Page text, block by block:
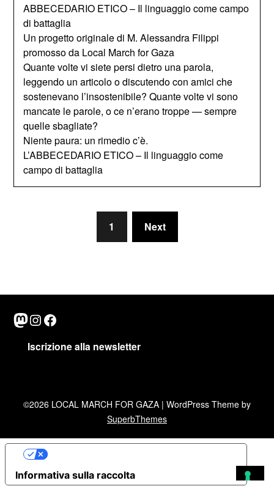
ABBECEDARIO ETICO – Il linguaggio come campo
di battaglia
Un progetto originale di M. Alessandra Filippi
promosso da Local March for Gaza
Quante volte vi siete persi dietro una parola,
leggendo un articolo o discutendo con amici che
sostenevano l’insostenibile? Quante volte vi sono
mancate le parole, o ce n’erano troppe — sempre
quelle sbagliate?
Niente paura: un rimedio c’è.
L’ABBECEDARIO ETICO – Il linguaggio come
campo di battaglia
1 Next
Mastodon
Instagram
Facebook
Iscrizione alla newsletter
©2026 LOCAL MARCH FOR GAZA | WordPress Theme by
SuperbThemes
Informativa sulla raccolta
Le tue preferenze relative alla privacy